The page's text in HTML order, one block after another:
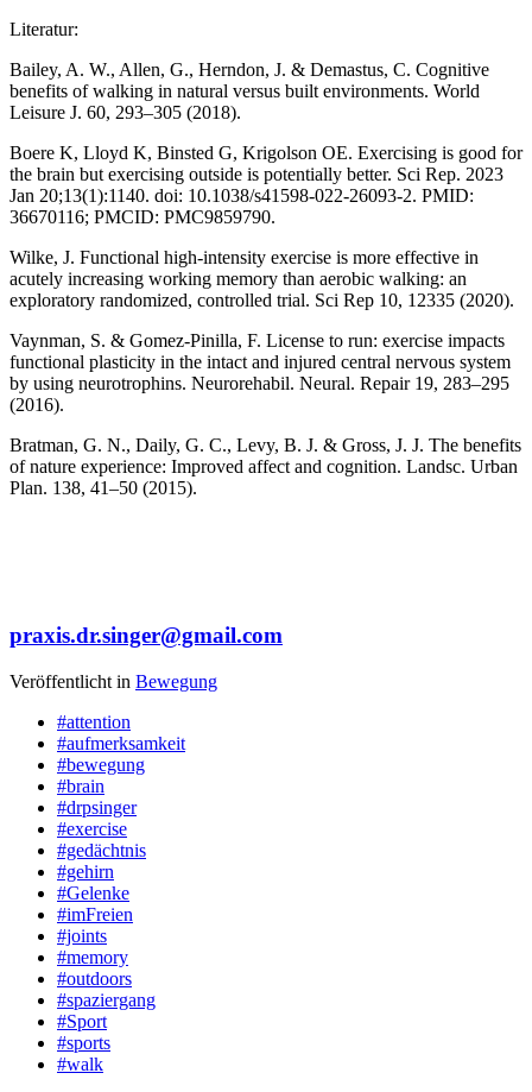
Literatur:
Bailey, A. W., Allen, G., Herndon, J. & Demastus, C. Cognitive
benefits of walking in natural versus built environments. World
Leisure J. 60, 293–305 (2018).
Boere K, Lloyd K, Binsted G, Krigolson OE. Exercising is good for
the brain but exercising outside is potentially better. Sci Rep. 2023
Jan 20;13(1):1140. doi: 10.1038/s41598-022-26093-2. PMID:
36670116; PMCID: PMC9859790.
Wilke, J. Functional high-intensity exercise is more effective in
acutely increasing working memory than aerobic walking: an
exploratory randomized, controlled trial. Sci Rep 10, 12335 (2020).
Vaynman, S. & Gomez-Pinilla, F. License to run: exercise impacts
functional plasticity in the intact and injured central nervous system
by using neurotrophins. Neurorehabil. Neural. Repair 19, 283–295
(2016).
Bratman, G. N., Daily, G. C., Levy, B. J. & Gross, J. J. The benefits
of nature experience: Improved affect and cognition. Landsc. Urban
Plan. 138, 41–50 (2015).
praxis.dr.singer@gmail.com
Veröffentlicht in Bewegung
#attention
#aufmerksamkeit
#bewegung
#brain
#drpsinger
#exercise
#gedächtnis
#gehirn
#Gelenke
#imFreien
#joints
#memory
#outdoors
#spaziergang
#Sport
#sports
#walk